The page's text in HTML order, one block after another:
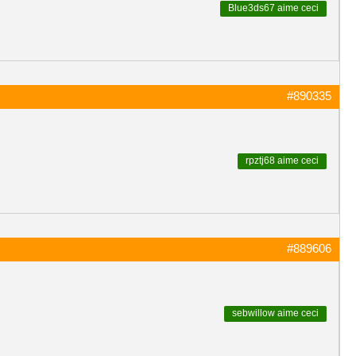
Blue3ds67 aime ceci
#890335
rpztj68 aime ceci
#889606
sebwillow aime ceci